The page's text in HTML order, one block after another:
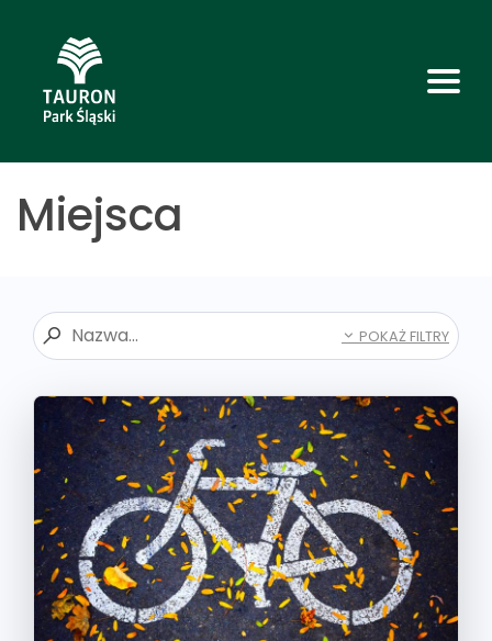
Miejsca
POKAŻ FILTRY